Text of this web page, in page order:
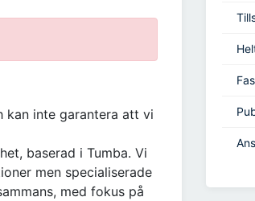
kan inte garantera att vi
baserad i Tumba. Vi
men specialiserade
med fokus på